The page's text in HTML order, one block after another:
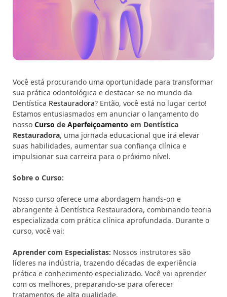
Você está procurando uma oportunidade para transformar
sua prática odontológica e destacar-se no mundo da
Dentística Restauradora? Então, você está no lugar certo!
Estamos entusiasmados em anunciar o lançamento do
nosso Curso de Aperfeiçoamento em Dentística
Restauradora, uma jornada educacional que irá elevar
suas habilidades, aumentar sua confiança clínica e
impulsionar sua carreira para o próximo nível.
Sobre o Curso:
Nosso curso oferece uma abordagem hands-on e
abrangente à Dentística Restauradora, combinando teoria
especializada com prática clínica aprofundada. Durante o
curso, você vai:
Aprender com Especialistas: Nossos instrutores são
líderes na indústria, trazendo décadas de experiência
prática e conhecimento especializado. Você vai aprender
com os melhores, preparando-se para oferecer
tratamentos de alta qualidade.